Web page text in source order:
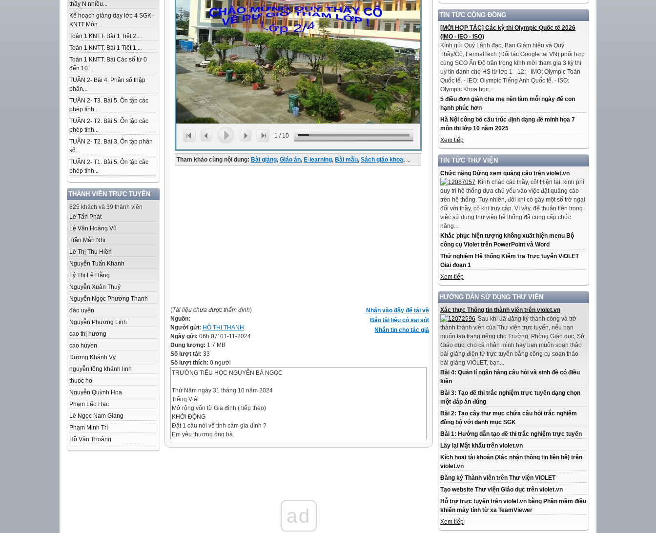
thầy N nhiều...
Kế hoạch giảng dạy lớp 4 SGK -
KNTT Môn...
Toán 1 KNTT. Bài 1 Tiết 2....
Toán 1 KNTT. Bài 1 Tiết 1....
Toán 1 KNTT. Bài Các số từ 0
đến 10...
TUẦN 2- Bài 4. Phân số thập
phân...
TUẦN 2- T3. Bài 5. Ôn tập các
phép tính...
TUẦN 2- T2. Bài 5. Ôn tập các
phép tính...
TUẦN 2- T2. Bài 3. Ôn tập phân
số...
TUẦN 2- T1. Bài 5. Ôn tập các
phép tính...
THÀNH VIÊN TRỰC TUYẾN
825 khách và 39 thành viên
Lê Tấn Phát
Lê Văn Hoàng Vũ
Trần Mẫn Nhi
Lê Thị Thu Hiền
Nguyễn Tuấn Khanh
Lý Thị Lệ Hằng
Nguyễn Xuân Thuỷ
Nguyễn Ngọc Phương Thanh
đào uyên
Nguyễn Phương Linh
cao thị hương
cao huyen
Dương Khánh Vy
nguyễn tống khánh linh
thuoc ho
Nguyễn Quỳnh Hoa
Phạm Lão Hạc
Lê Ngọc Nam Giang
Phạm Minh Trí
Hồ Văn Thoảng
TIN TỨC CỘNG ĐỒNG
[MỜI HỢP TÁC] Các kỳ thi Olympic Quốc tế 2026
(IMO - IEO - ISO)
Kính gửi Quý Lãnh đạo, Ban Giám hiệu và Quý
Thầy/Cô, FermatTech (Đối tác Google tại VN) phối hợp
cùng SCO Ấn Độ trân trọng kính mời tham gia 3 kỳ thi
uy tín dành cho HS từ lớp 1 - 12: - IMO: Olympic Toán
Quốc tế. - IEO: Olympic Tiếng Anh Quốc tế. - ISO:
Olympic Khoa học...
5 điều đơn giản cha mẹ nên làm mỗi ngày để con
hạnh phúc hơn
Hà Nội công bố cấu trúc định dạng đề minh họa 7
môn thi lớp 10 năm 2025
Xem tiếp
TIN TỨC THƯ VIỆN
Chức năng Dừng xem quảng cáo trên violet.vn
Kính chào các thầy, cô! Hiện tại, kinh phí
duy trì hệ thống dựa chủ yếu vào việc đặt quảng cáo
trên hệ thống. Tuy nhiên, đôi khi có gây một số trở ngại
đối với thầy, cô khi truy cập. Vì vậy, để thuận tiện trong
việc sử dụng thư viện hệ thống đã cung cấp chức
năng...
Khắc phục hiện tượng không xuất hiện menu Bộ
công cụ Violet trên PowerPoint và Word
Thử nghiệm Hệ thống Kiểm tra Trực tuyến ViOLET
Giai đoạn 1
Xem tiếp
HƯỚNG DẪN SỬ DỤNG THƯ VIỆN
Xác thực Thông tin thành viên trên violet.vn
Sau khi đã đăng ký thành công và trở
thành thành viên của Thư viện trực tuyến, nếu bạn
muốn tạo trang riêng cho Trường, Phòng Giáo dục, Sở
Giáo dục, cho cá nhân mình hay bạn muốn soạn thảo
bài giảng điện tử trực tuyến bằng công cụ soạn thảo
bài giảng ViOLET, bạn...
Bài 4: Quản lí ngân hàng câu hỏi và sinh đề có điều
kiện
Bài 3: Tạo đề thi trắc nghiệm trực tuyến dạng chọn
một đáp án đúng
Bài 2: Tạo cây thư mục chứa câu hỏi trắc nghiệm
đồng bộ với danh mục SGK
Bài 1: Hướng dẫn tạo đề thi trắc nghiệm trực tuyến
Lấy lại Mật khẩu trên violet.vn
Kích hoạt tài khoản (Xác nhận thông tin liên hệ) trên
violet.vn
Đăng ký Thành viên trên Thư viện ViOLET
Tạo website Thư viện Giáo dục trên violet.vn
Hỗ trợ trực tuyến trên violet.vn bằng Phần mềm điều
khiển máy tính từ xa TeamViewer
Xem tiếp
1 / 10
Tham khảo cùng nội dung: Bài giảng, Giáo án, E-learning, Bài mẫu, Sách giáo khoa, ...
Nhấn vào đây để tải về
Báo tài liệu có sai sót
Nhắn tin cho tác giả
(Tài liệu chưa được thẩm định)
Nguồn:
Người gửi: HỒ THỊ THANH
Ngày gửi: 06h:07' 01-11-2024
Dung lượng: 1.7 MB
Số lượt tải: 33
Số lượt thích: 0 người
TRƯỜNG TIỂU HỌC NGUYỄN BÁ NGỌC
Thứ Năm ngày 31 tháng 10 năm 2024
Tiếng Việt
Mở rộng vốn từ Gia đình ( tiếp theo)
KHỞI ĐỘNG
Đặt 1 câu nói về tình cảm gia đình ?
Em yêu thương ông bà.
ad